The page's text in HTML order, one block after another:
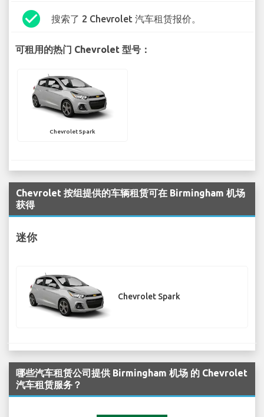
check_circle 搜索了 2 Chevrolet 汽车租赁报价。
可租用的热门 Chevrolet 型号：
Chevrolet Spark
Chevrolet 按组提供的车辆租赁可在 Birmingham 机场
获得
迷你
Chevrolet Spark
哪些汽车租赁公司提供 Birmingham 机场 的 Chevrolet
汽车租赁服务？